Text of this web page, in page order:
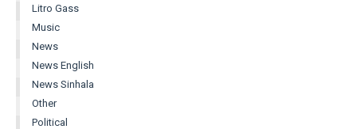
Litro Gass
Music
News
News English
News Sinhala
Other
Political